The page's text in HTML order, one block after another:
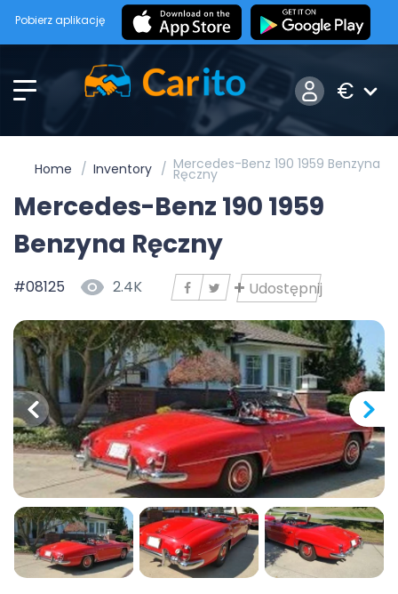
Pobierz aplikację
€
Home Inventory Mercedes-Benz 190 1959 Benzyna
Ręczny
Mercedes-Benz 190 1959
Benzyna Ręczny
#08125 2.4K Udostępnij